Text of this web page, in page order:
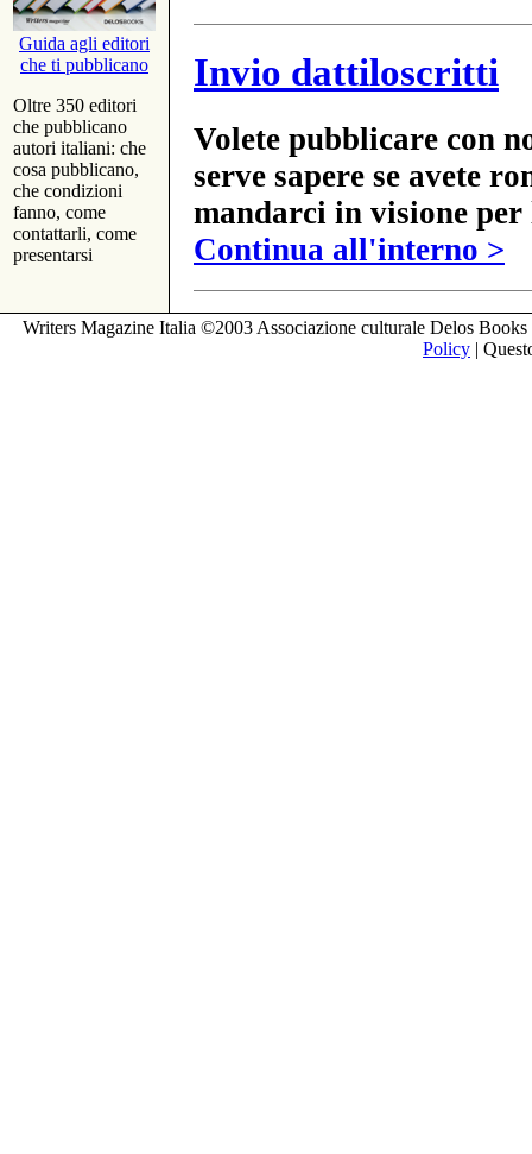
Guida agli editori
che ti pubblicano
Oltre 350 editori
che pubblicano
autori italiani: che
cosa pubblicano,
che condizioni
fanno, come
contattarli, come
presentarsi
Invio dattiloscritti
Volete pubblicare con
serve sapere se avete
mandarci in visione
Continua all'interno >
Writers Magazine Italia ©2003 Associazione culturale Delos
Policy |